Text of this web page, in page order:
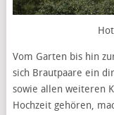
Vom Garten bis hin
sich Brautpaare ein
sowie allen weiteren
Hochzeit gehören,